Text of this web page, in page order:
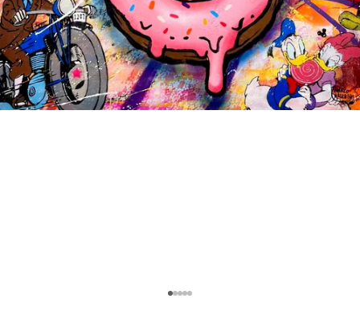
Gehe zu Element 1
Gehe zu Element 2
Gehe zu Element 3
Gehe zu Element 4
Gehe zu Element 5